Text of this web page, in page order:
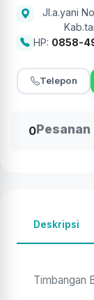
Jl.a.yani
HP: 0858-
Telepon
0Pesanan
Deskripsi
Timbangan